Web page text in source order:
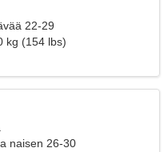
22-29
kg (154 lbs)
naisen 26-30